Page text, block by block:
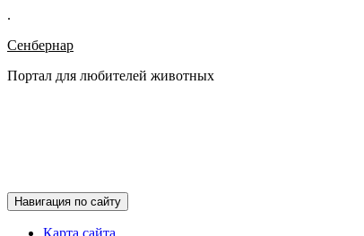
.
Сенбернар
Портал для любителей животных
Навигация по сайту
Карта сайта